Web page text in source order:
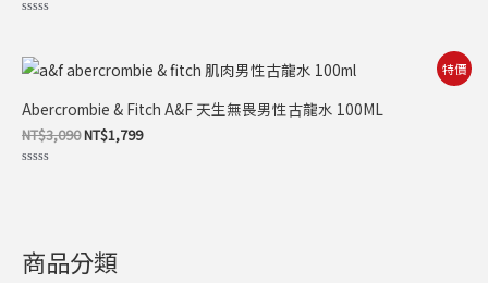
商品分類
滿
分
特價
Abercrombie & Fitch A&F 天生無畏男性古龍水 100ML
NT$3,090
原
始
價
格：
NT$3,090。
NT$1,799
目
前
價
格：
NT$1,799。